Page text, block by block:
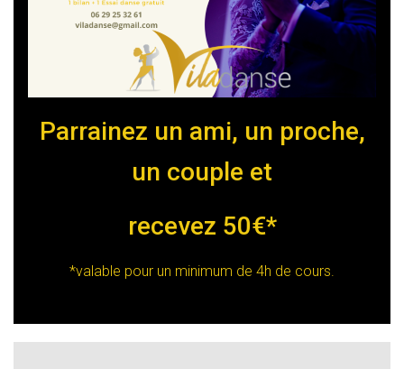
Parrainez un ami, un proche,
un couple et
recevez 50€*
*valable pour un minimum de 4h de cours.